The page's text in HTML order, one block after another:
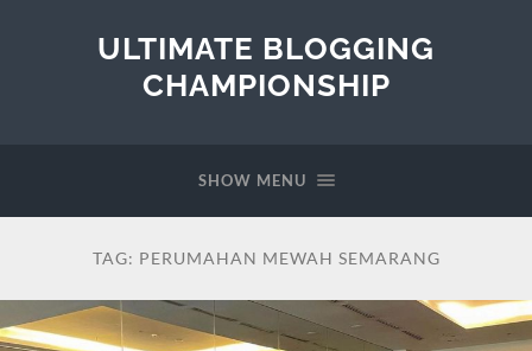
ULTIMATE BLOGGING
CHAMPIONSHIP
SHOW MENU
TAG: PERUMAHAN MEWAH SEMARANG